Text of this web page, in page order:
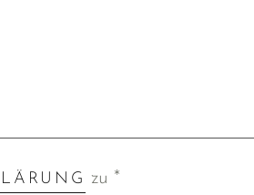
zu *